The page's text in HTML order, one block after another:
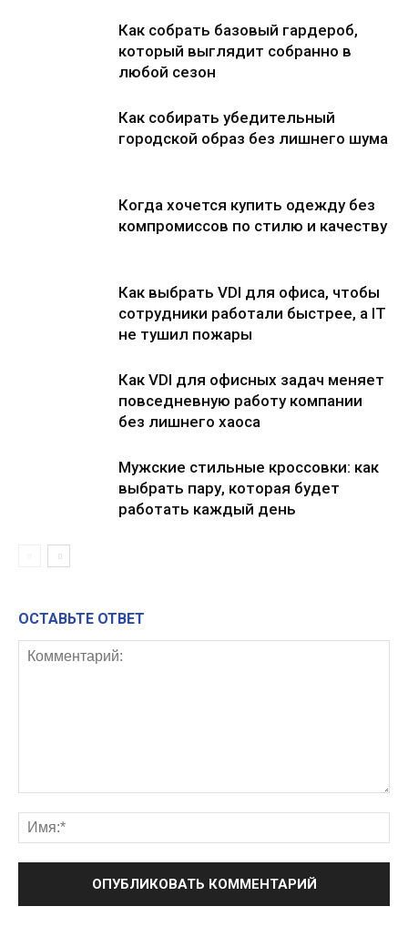
Как собрать базовый гардероб,
который выглядит собранно в
любой сезон
Как собирать убедительный
городской образ без лишнего шума
Когда хочется купить одежду без
компромиссов по стилю и качеству
Как выбрать VDI для офиса, чтобы
сотрудники работали быстрее, а IT
не тушил пожары
Как VDI для офисных задач меняет
повседневную работу компании
без лишнего хаоса
Мужские стильные кроссовки: как
выбрать пару, которая будет
работать каждый день
ОСТАВЬТЕ ОТВЕТ